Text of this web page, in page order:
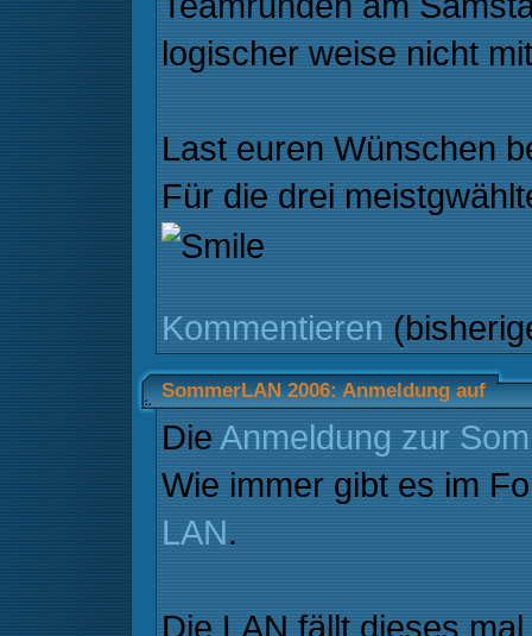
logischer weise nicht
Last euren Wünschen
Für die drei
Kommentieren
SommerLAN 2006: Anmeldung auf
Die Anmeldung zur
Wie immer gibt es im
LAN.
Die LAN fällt dieses